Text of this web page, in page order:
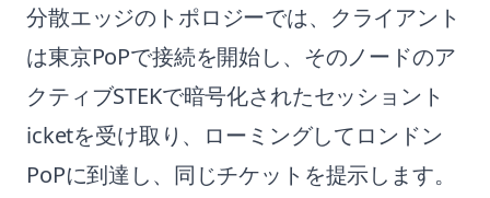
分散エッジのトポロジーでは、クライアント
は東京PoPで接続を開始し、そのノードのア
クティブSTEKで暗号化されたセッショント
icketを受け取り、ローミングしてロンドン
PoPに到達し、同じチケットを提示します。